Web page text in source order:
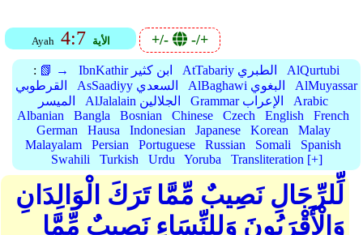
Ayah 4:7 الأية +/- -/+
: 📗 → IbnKathir ابن كثير AtTabariy الطبري
AlQurtubi
القرطوبي
AsSaadiyy السعدي AlBaghawi البغوي
AlMuyassar
الميسر
AlJalalain الجلالين Grammar الإعراب
Arabic
Albanian
Bangla Bosnian Chinese Czech English
French
German
Hausa Indonesian Japanese Korean
Malay
Malayalam
Persian Portuguese Russian Somali
Spanish
Swahili
Turkish Urdu Yoruba Transliteration [+]
لِّلرِّجَالِ نَصِيبٌ مِّمَّا تَرَكَ الْوَالِدَانِ
وَالْأَقْرَبُونَ وَلِلنِّسَاءِ نَصِيبٌ مِّمَّا